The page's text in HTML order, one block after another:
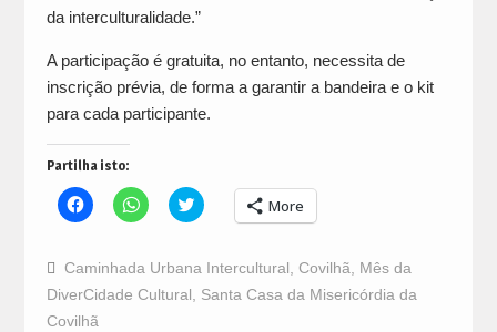
da interculturalidade.”
A participação é gratuita, no entanto, necessita de
inscrição prévia, de forma a garantir a bandeira e o kit
para cada participante.
Partilha isto:
Click
to
Facebook
(Opens
in
new
window)
Click
to
WhatsApp
(Opens
in
new
Click
to
Twitter
(Opens
in
new
More
Caminhada Urbana Intercultural Covilhã
Mês da
DiverCidade Cultural
Santa Casa da Misericórdia da
Covilhã